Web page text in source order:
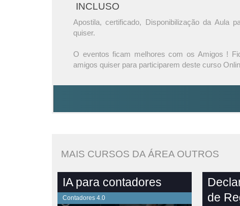
INCLUSO
Apostila, certificado, Disponibilização da Aula
quiser.
O eventos ficam melhores com os Amigos !
amigos quiser para participarem deste curso
MAIS CURSOS DA ÁREA OUTROS
IA para contadores
Contadores 4.0
de